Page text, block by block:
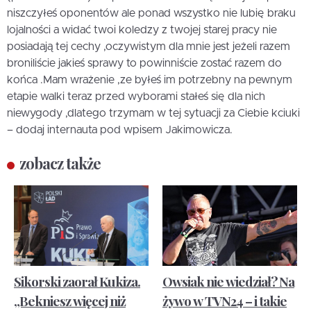
niszczyłeś oponentów ale ponad wszystko nie lubię braku
lojalności a widać twoi koledzy z twojej starej pracy nie
posiadają tej cechy ,oczywistym dla mnie jest jeżeli razem
broniliście jakieś sprawy to powinniście zostać razem do
końca .Mam wrażenie ,ze byłeś im potrzebny na pewnym
etapie walki teraz przed wyborami stałeś się dla nich
niewygody ,dlatego trzymam w tej sytuacji za Ciebie kciuki
– dodaj internauta pod wpisem Jakimowicza.
zobacz także
Sikorski zaorał Kukiza.
„Bekniesz więcej niż
Owsiak nie wiedział? Na
żywo w TVN24 – i takie